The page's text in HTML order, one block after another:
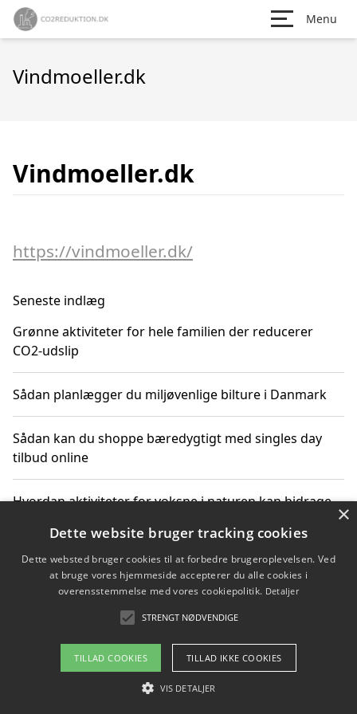
Menu
Vindmoeller.dk
Vindmoeller.dk
https://vindmoeller.dk/
Seneste indlæg
Grønne aktiviteter for hele familien der reducerer
CO2-udslip
Sådan planlægger du miljøvenlige bilture i Danmark
Sådan kan du shoppe bæredygtigt med singles day
tilbud online
Hvordan aktiviteter for voksne i naturen kan bidrage
Sådan planlægger du dine vigtige datoer for CO2-
reduktion
Copyright 2026 - Pilanto Aps
Om / kontakt
×
Dette website bruger tracking cookies
Dette websted bruger cookies til at forbedre brugeroplevelsen. Ved
at bruge vores hjemmeside accepterer du alle cookies i
overensstemmelse med vores cookiepolitik. Detaljer
STRENGT NØDVENDIGE
TILLAD COOKIES TILLAD IKKE COOKIES
VIS DETALJER